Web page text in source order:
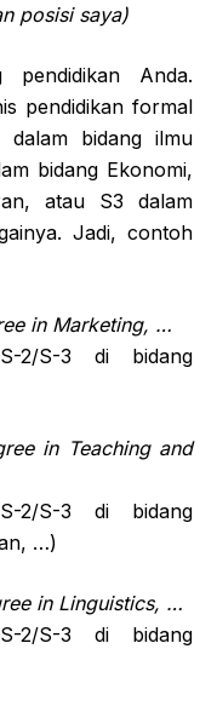
posisi saya)
Anda.
pendidikan formal
bidang ilmu
bidang Ekonomi,
atau S3 dalam
Jadi, contoh
in Marketing, …
2/S-3 di bidang
in Teaching and
2/S-3 di bidang
…)
in Linguistics, …
2/S-3 di bidang